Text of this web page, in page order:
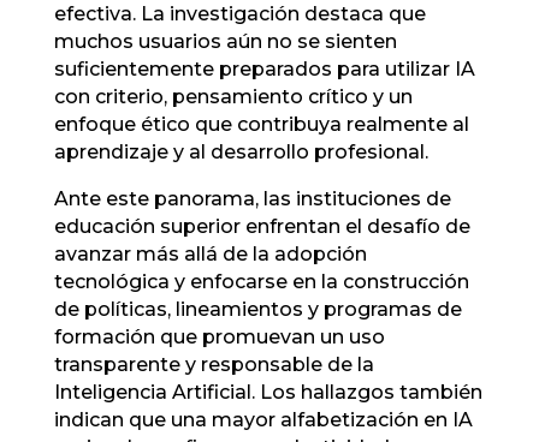
efectiva. La investigación destaca que
muchos usuarios aún no se sienten
suficientemente preparados para utilizar IA
con criterio, pensamiento crítico y un
enfoque ético que contribuya realmente al
aprendizaje y al desarrollo profesional.
Ante este panorama, las instituciones de
educación superior enfrentan el desafío de
avanzar más allá de la adopción
tecnológica y enfocarse en la construcción
de políticas, lineamientos y programas de
formación que promuevan un uso
transparente y responsable de la
Inteligencia Artificial. Los hallazgos también
indican que una mayor alfabetización en IA